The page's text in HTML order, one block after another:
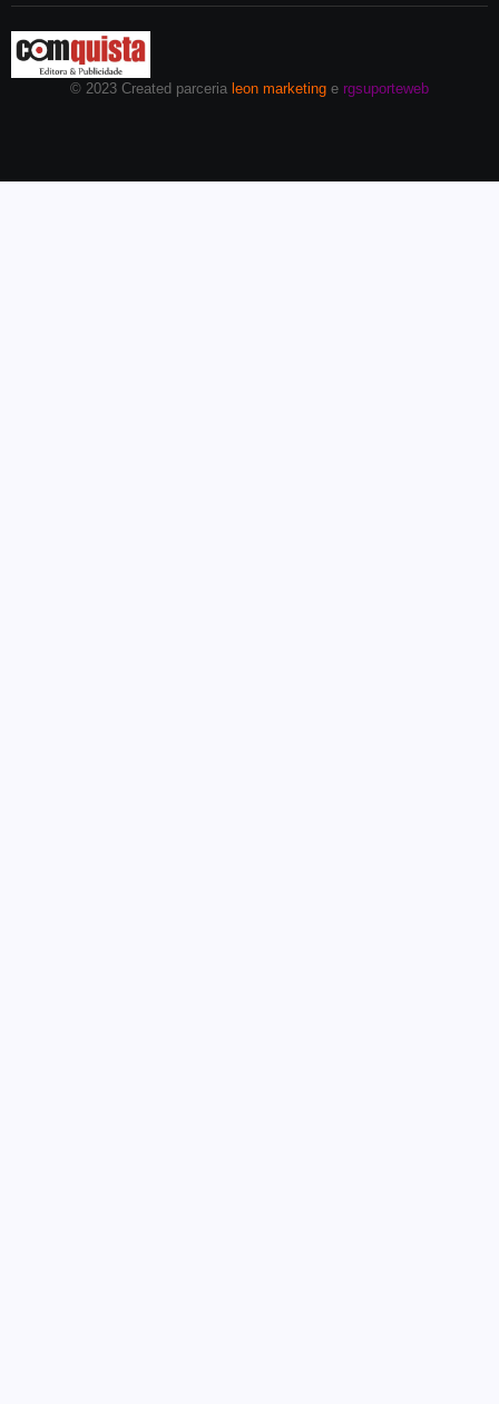
© 2023 Created parceria leon marketing e rgsuporteweb